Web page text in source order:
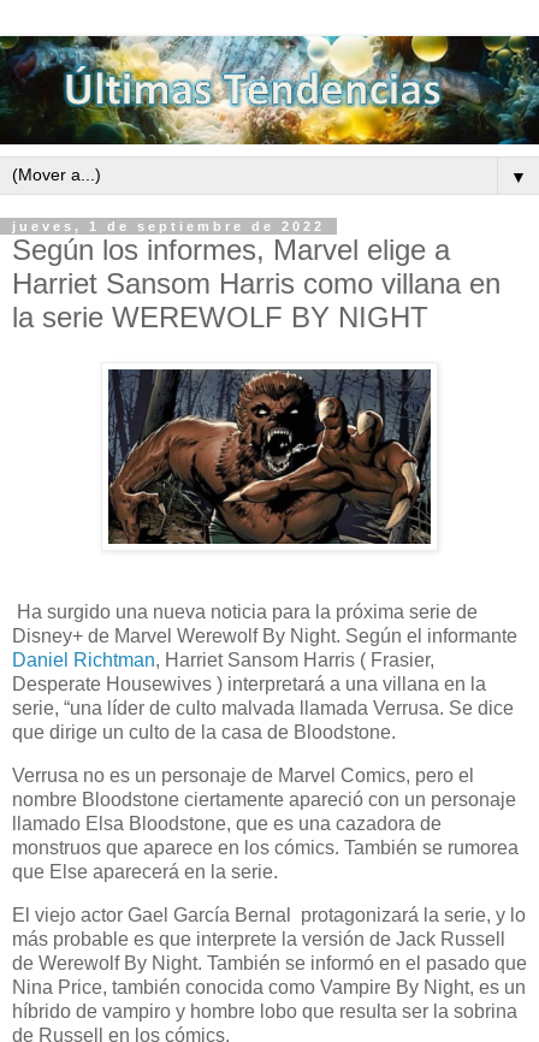
▼
jueves, 1 de septiembre de 2022
Según los informes, Marvel elige a
Harriet Sansom Harris como villana en
la serie WEREWOLF BY NIGHT
Ha surgido una nueva noticia para la próxima serie de
Disney+ de Marvel Werewolf By Night. Según el informante
Daniel Richtman, Harriet Sansom Harris ( Frasier,
Desperate Housewives ) interpretará a una villana en la
serie, “una líder de culto malvada llamada Verrusa. Se dice
que dirige un culto de la casa de Bloodstone.
Verrusa no es un personaje de Marvel Comics, pero el
nombre Bloodstone ciertamente apareció con un personaje
llamado Elsa Bloodstone, que es una cazadora de
monstruos que aparece en los cómics. También se rumorea
que Else aparecerá en la serie.
El viejo actor Gael García Bernal protagonizará la serie, y lo
más probable es que interprete la versión de Jack Russell
de Werewolf By Night. También se informó en el pasado que
Nina Price, también conocida como Vampire By Night, es un
híbrido de vampiro y hombre lobo que resulta ser la sobrina
de Russell en los cómics.